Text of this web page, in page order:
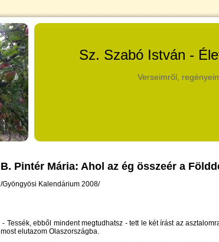
Sz. Szabó István -
Verseimről,
B. Pintér Mária: Ahol az ég összeér a
/Gyöngyösi Kalendárium 2008/
- Tessék, ebből mindent megtudhatsz - tett le két írást az
most elutazom Olaszországba.